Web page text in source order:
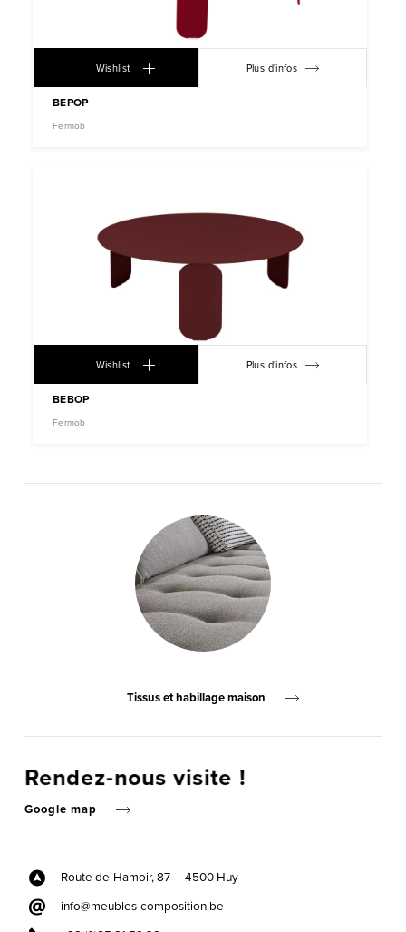
Wishlist Plus d'infos
BEPOP
Fermob
Wishlist Plus d'infos
BEBOP
Fermob
Tissus et habillage maison
Rendez-nous visite !
Google map
Route de Hamoir, 87 – 4500 Huy
info@meubles-composition.be